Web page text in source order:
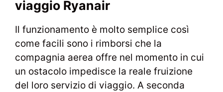
viaggio Ryanair
Il funzionamento è molto semplice così
come facili sono i rimborsi che la
compagnia aerea offre nel momento in cui
un ostacolo impedisce la reale fruizione
del loro servizio di viaggio. A seconda